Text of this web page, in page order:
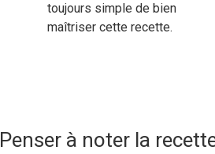
toujours simple de bien
maîtriser cette recette.
Penser à noter la